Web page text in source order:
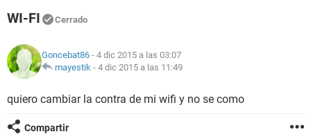
WI-FI Cerrado
Goncebat86 - 4 dic 2015 a las 03:07
mayestik - 4 dic 2015 a las 11:49
quiero cambiar la contra de mi wifi y no se como
Compartir